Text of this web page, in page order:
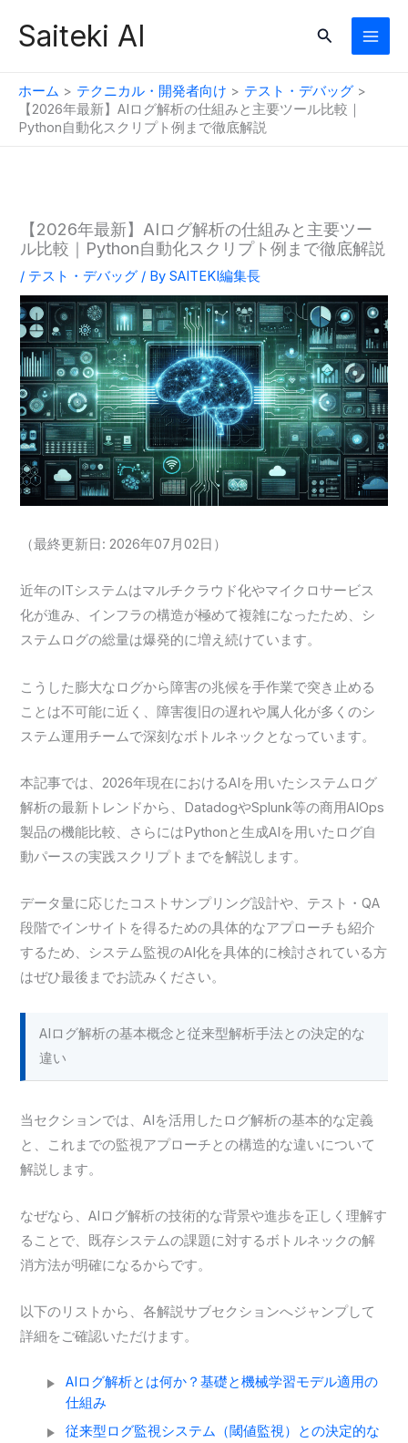
Saiteki AI
検
ホーム テクニカル・開発者向け
テスト・デバッグ
【2026年最新】AIログ解析の仕組みと主要ツール比較｜
Python自動化スクリプト例まで徹底解説
【2026年最新】AIログ解析の仕組みと主要ツー
ル比較｜Python自動化スクリプト例まで徹底解説
/ テスト・デバッグ / BySAITEKI編集長
（最終更新日: 2026年07月02日）
近年のITシステムはマルチクラウド化やマイクロサービス
化が進み、インフラの構造が極めて複雑になったため、シ
ステムログの総量は爆発的に増え続けています。
こうした膨大なログから障害の兆候を手作業で突き止める
ことは不可能に近く、障害復旧の遅れや属人化が多くのシ
ステム運用チームで深刻なボトルネックとなっています。
本記事では、2026年現在におけるAIを用いたシステムログ
解析の最新トレンドから、DatadogやSplunk等の商用AIOps
製品の機能比較、さらにはPythonと生成AIを用いたログ自
動パースの実践スクリプトまでを解説します。
データ量に応じたコストサンプリング設計や、テスト・QA
段階でインサイトを得るための具体的なアプローチも紹介
するため、システム監視のAI化を具体的に検討されている方
はぜひ最後までお読みください。
AIログ解析の基本概念と従来型解析手法との決定的な
違い
当セクションでは、AIを活用したログ解析の基本的な定義
と、これまでの監視アプローチとの構造的な違いについて
解説します。
なぜなら、AIログ解析の技術的な背景や進歩を正しく理解す
ることで、既存システムの課題に対するボトルネックの解
消方法が明確になるからです。
以下のリストから、各解説サブセクションへジャンプして
詳細をご確認いただけます。
AIログ解析とは何か？基礎と機械学習モデル適用の
仕組み
従来型ログ監視システム（閾値監視）との決定的な